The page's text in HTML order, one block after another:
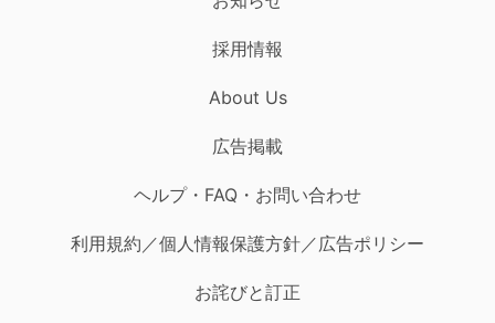
採用情報
About Us
広告掲載
ヘルプ・FAQ・お問い合わせ
利用規約／個人情報保護方針／広告ポリシー
お詫びと訂正